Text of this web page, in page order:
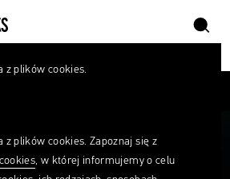
szukaj
z plików cookies.
z plików cookies. Zapoznaj się z
, w której informujemy o celu